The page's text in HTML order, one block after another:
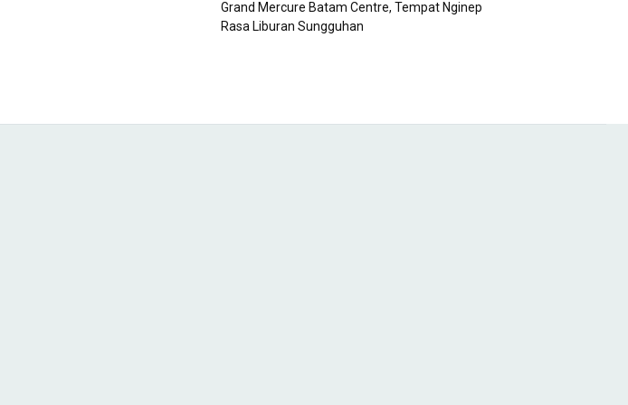
Grand Mercure Batam Centre, Tempat Nginep
Rasa Liburan Sungguhan